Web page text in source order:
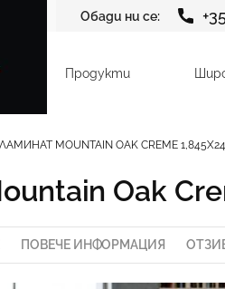
Обади ни се:
Продукти
ЛАМИНАТ MOUNTAIN OAK CREME
Oak
ПОВЕЧЕ ИНФОРМАЦИЯ